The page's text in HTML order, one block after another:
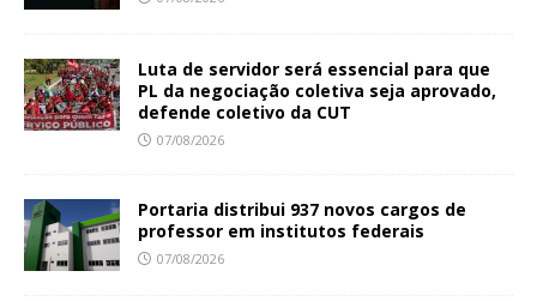
Luta de servidor será essencial para que
PL da negociação coletiva seja aprovado,
defende coletivo da CUT
07/08/2026
Portaria distribui 937 novos cargos de
professor em institutos federais
07/08/2026